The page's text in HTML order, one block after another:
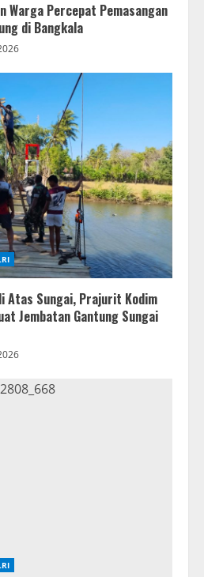
Warga Percepat Pemasangan
di Bangkala
Atas Sungai, Prajurit Kodim
Jembatan Gantung Sungai